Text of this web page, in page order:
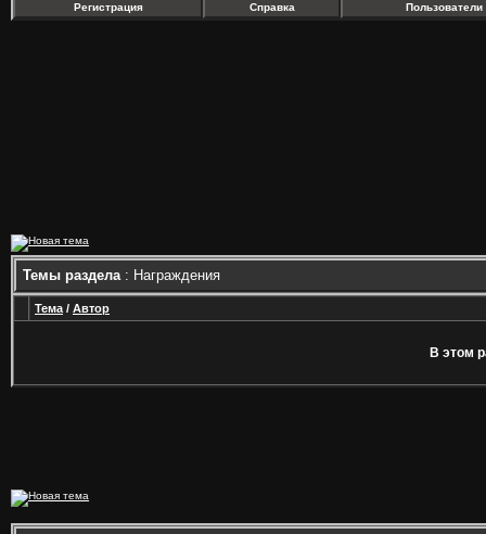
Регистрация Справка Пользователи
Темы раздела: Награждения
Тема / Автор
В этом